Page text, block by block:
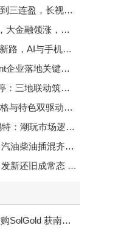
业找到可持续发展新路径
场结构性机会或现？
合引发市场热潮中兴涨停
在于业务过程数据可学性
全球资产配置服务显成效
撕开欧洲车市竞争真相
辑剖析与未来挑战前瞻
上阵 工具玩乐属性全拿捏
态 偿付能力挑战犹存
顶级铜金矿产能或迎飞跃